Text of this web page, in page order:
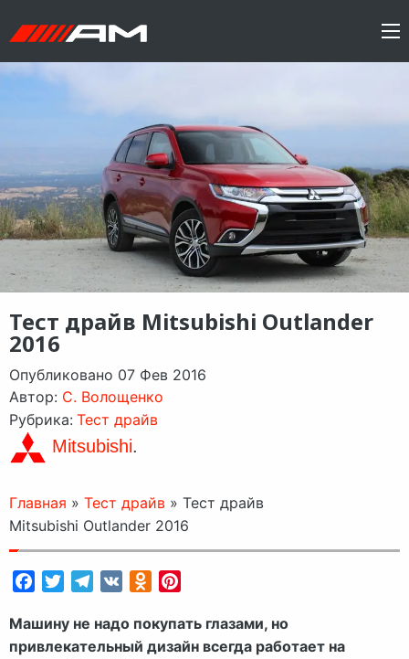
Тест драйв Mitsubishi Outlander
2016
Опубликовано 07 Фев 2016
Автор: C. Волощенко
Рубрика: Тест драйв
Mitsubishi.
Главная » Тест драйв » Тест драйв
Mitsubishi Outlander 2016
FacebookTwitterTelegram
VK Odnoklassniki
Машину не надо покупать глазами, но
привлекательный дизайн всегда работает на